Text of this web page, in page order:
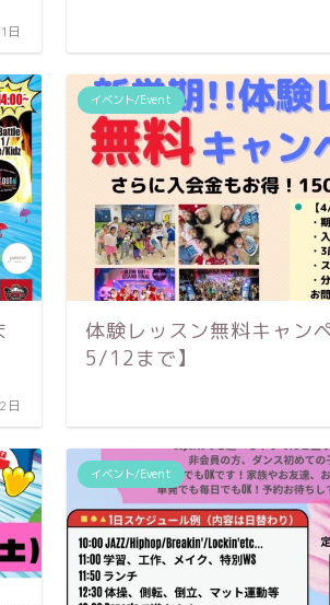
日
日
イベント/Event
体験レッスン無料キャン
5/12まで】
イベント/Event